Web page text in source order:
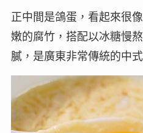
正中間是鴿蛋，看起來很
嫩的腐竹，搭配以冰糖慢
膩，是廣東非常傳統的中